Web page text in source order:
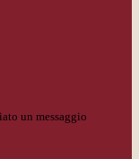
un messaggio